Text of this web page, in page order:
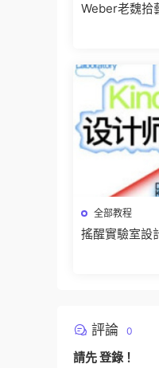
Weber老魏拾
全部教程
搖醒實驗室設
評論 0
請先登錄 ！